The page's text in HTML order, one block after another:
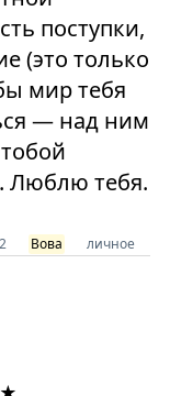
поступки,
(это только
мир тебя
— над ним
Люблю тебя.
Вова личное